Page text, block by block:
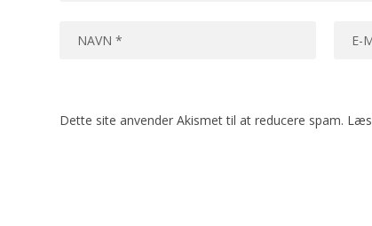
Dette site anvender Akismet til at reducere spam.